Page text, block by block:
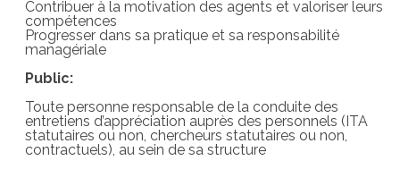
Contribuer à la motivation des agents et valoriser leurs
compétences
Progresser dans sa pratique et sa responsabilité
managériale
Public:
Toute personne responsable de la conduite des
entretiens d’appréciation auprès des personnels (ITA
statutaires ou non, chercheurs statutaires ou non,
contractuels), au sein de sa structure